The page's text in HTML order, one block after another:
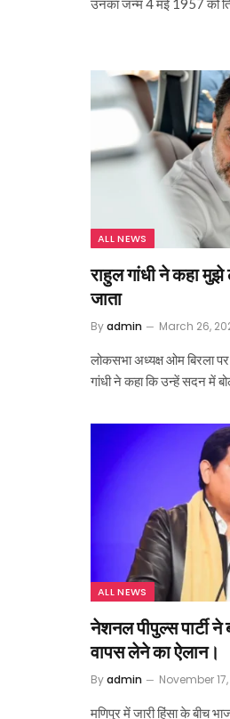
उनका जन्म 4 मई 1957 को
ALL NEWS
राहुल गांधी ने कहा मुझे
जाता
Byadmin March 26,
लोकसभा अध्यक्ष ओम बिरला पर
गांधी ने कहा कि उन्हें सदन में
ALL NEWS
नेशनल पीपुल्स पार्टी
वापस लेने का ऐलान।
Byadmin November
मणिपुर में जारी हिंसा के बीच